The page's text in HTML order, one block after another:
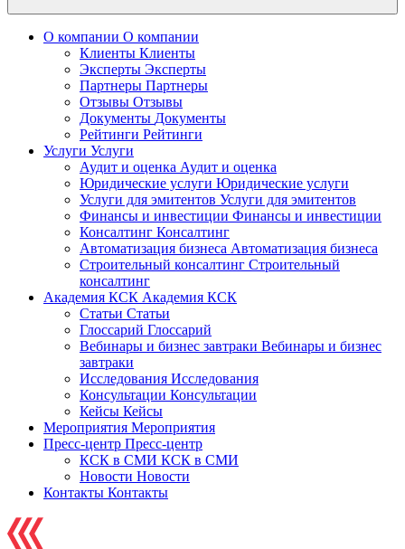
О компании О компании
Клиенты Клиенты
Эксперты Эксперты
Партнеры Партнеры
Отзывы Отзывы
Документы Документы
Рейтинги Рейтинги
Услуги Услуги
Аудит и оценка Аудит и оценка
Юридические услуги Юридические услуги
Услуги для эмитентов Услуги для эмитентов
Финансы и инвестиции Финансы и инвестиции
Консалтинг Консалтинг
Автоматизация бизнеса Автоматизация бизнеса
Строительный консалтинг Строительный
консалтинг
Академия КСК Академия КСК
Статьи Статьи
Глоссарий Глоссарий
Вебинары и бизнес завтраки Вебинары и бизнес
завтраки
Исследования Исследования
Консультации Консультации
Кейсы Кейсы
Мероприятия Мероприятия
Пресс-центр Пресс-центр
КСК в СМИ КСК в СМИ
Новости Новости
Контакты Контакты